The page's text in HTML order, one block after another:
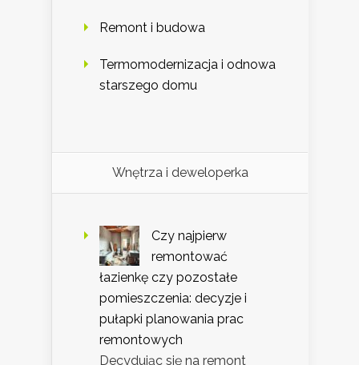
Remont i budowa
Termomodernizacja i odnowa
starszego domu
Wnętrza i deweloperka
Czy najpierw
remontować
łazienkę czy pozostałe
pomieszczenia: decyzje i
pułapki planowania prac
remontowych
Decydując się na remont